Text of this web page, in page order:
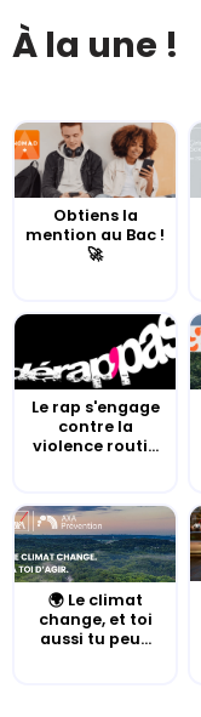
À la une !
Obtiens la
mention au Bac !
🚀
Le rap s'engage
contre la
violence routi...
🌍 Le climat
change, et toi
aussi tu peu...